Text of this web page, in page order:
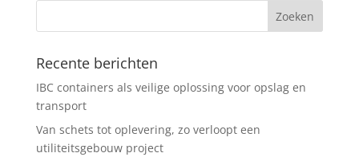
Recente berichten
IBC containers als veilige oplossing voor opslag en
transport
Van schets tot oplevering, zo verloopt een
utiliteitsgebouw project